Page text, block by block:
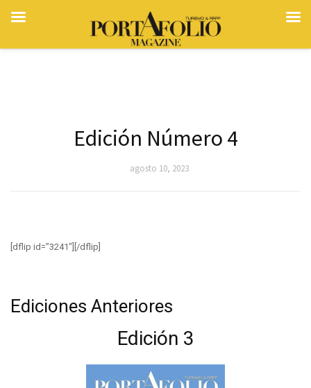
Edición Número 4
agosto 10, 2023
[dflip id=”3241″][/dflip]
Ediciones Anteriores
Edición 3